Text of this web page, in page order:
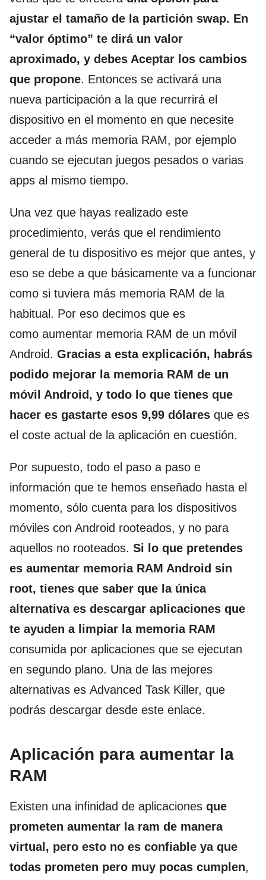
ajustar el tamaño de la partición swap. En
“valor óptimo” te dirá un valor
aproximado, y debes Aceptar los cambios
que propone. Entonces se activará una
nueva participación a la que recurrirá el
dispositivo en el momento en que necesite
acceder a más memoria RAM, por ejemplo
cuando se ejecutan juegos pesados o varias
apps al mismo tiempo.
Una vez que hayas realizado este
procedimiento, verás que el rendimiento
general de tu dispositivo es mejor que antes, y
eso se debe a que básicamente va a funcionar
como si tuviera más memoria RAM de la
habitual. Por eso decimos que es
como aumentar memoria RAM de un móvil
Android. Gracias a esta explicación, habrás
podido mejorar la memoria RAM de un
móvil Android, y todo lo que tienes que
hacer es gastarte esos 9,99 dólares que es
el coste actual de la aplicación en cuestión.
Por supuesto, todo el paso a paso e
información que te hemos enseñado hasta el
momento, sólo cuenta para los dispositivos
móviles con Android rooteados, y no para
aquellos no rooteados. Si lo que pretendes
es aumentar memoria RAM Android sin
root, tienes que saber que la única
alternativa es descargar aplicaciones que
te ayuden a limpiar la memoria RAM
consumida por aplicaciones que se ejecutan
en segundo plano. Una de las mejores
alternativas es Advanced Task Killer, que
podrás descargar desde este enlace.
Aplicación para aumentar la
RAM
Existen una infinidad de aplicaciones que
prometen aumentar la ram de manera
virtual, pero esto no es confiable ya que
todas prometen pero muy pocas cumplen,